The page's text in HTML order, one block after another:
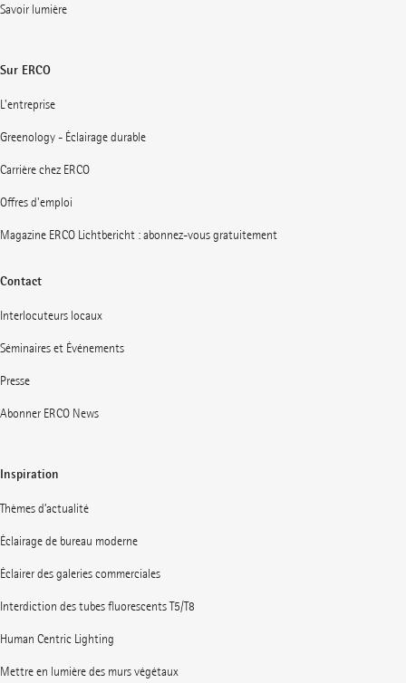
Savoir lumière
Sur ERCO
L'entreprise
Greenology - Éclairage durable
Carrière chez ERCO
Offres d'emploi
Magazine ERCO Lichtbericht : abonnez-vous gratuitement
Contact
Interlocuteurs locaux
Séminaires et Événements
Presse
Abonner ERCO News
Inspiration
Thèmes d’actualité
Éclairage de bureau moderne
Éclairer des galeries commerciales
Interdiction des tubes fluorescents T5/T8
Human Centric Lighting
Mettre en lumière des murs végétaux